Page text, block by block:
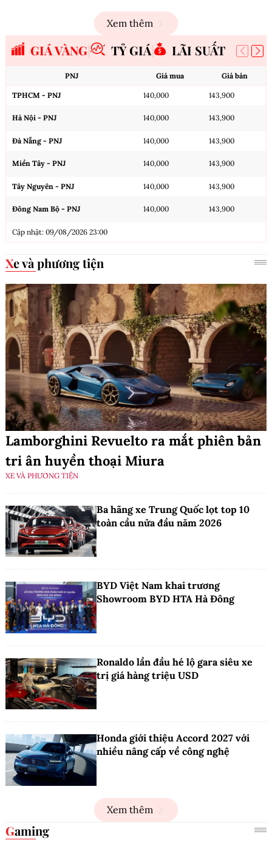
Xem thêm
GIÁ VÀNG TỶ GIÁ LÃI SUẤT
PNJ Giá mua Giá bán
TPHCM - PNJ 140,000 143,900
Hà Nội - PNJ 140,000 143,900
Đà Nẵng - PNJ 140,000 143,900
Miền Tây - PNJ 140,000 143,900
Tây Nguyên - PNJ 140,000 143,900
Đông Nam Bộ - PNJ 140,000 143,900
Cập nhật: 09/08/2026 23:00
Xe và phương tiện
Lamborghini Revuelto ra mắt phiên bản
tri ân huyền thoại Miura
XE VÀ PHƯƠNG TIỆN
Ba hãng xe Trung Quốc lọt top 10
toàn cầu nửa đầu năm 2026
BYD Việt Nam khai trương
Showroom BYD HTA Hà Đông
Ronaldo lần đầu hé lộ gara siêu xe
trị giá hàng triệu USD
Honda giới thiệu Accord 2027 với
nhiều nâng cấp về công nghệ
Xem thêm
Gaming